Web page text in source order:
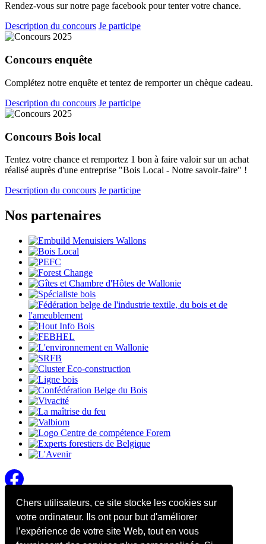
Chers utilisateurs, ce site stocke les cookies sur
votre ordinateur. Ils ont pour but d'améliorer
l’expérience de votre site Web, tout en vous
Rendez-vous sur notre page facebook pour tenter votre chance.
Description du concours Je participe
Concours enquête
Complétez notre enquête et tentez de remporter un chèque cadeau.
Description du concours Je participe
Concours Bois local
Tentez votre chance et remportez 1 bon à faire valoir sur un achat
réalisé auprès d'une entreprise "Bois Local - Notre savoir-faire" !
Description du concours Je participe
Nos partenaires
CONTACT & INFOS
Johan Simon - Filière Bois Wallonie SA
0472/85.37.14